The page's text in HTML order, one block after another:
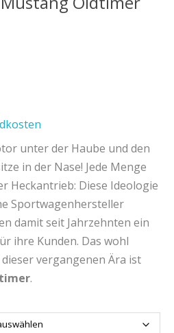
unter der Haube und den
in der Nase! Jede Menge
Heckantrieb: Diese Ideologie
Sportwagenhersteller
damit seit Jahrzehnten ein
ihre Kunden. Das wohl
vergangenen Ära ist
.